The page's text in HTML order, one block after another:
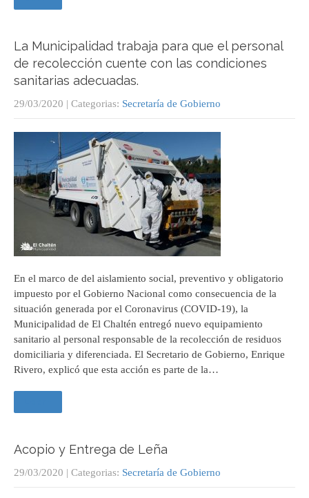
La Municipalidad trabaja para que el personal
de recolección cuente con las condiciones
sanitarias adecuadas.
29/03/2020 | Categorias: Secretaría de Gobierno
En el marco de del aislamiento social, preventivo y obligatorio
impuesto por el Gobierno Nacional como consecuencia de la
situación generada por el Coronavirus (COVID-19), la
Municipalidad de El Chaltén entregó nuevo equipamiento
sanitario al personal responsable de la recolección de residuos
domiciliaria y diferenciada. El Secretario de Gobierno, Enrique
Rivero, explicó que esta acción es parte de la…
Acopio y Entrega de Leña
29/03/2020 | Categorias: Secretaría de Gobierno